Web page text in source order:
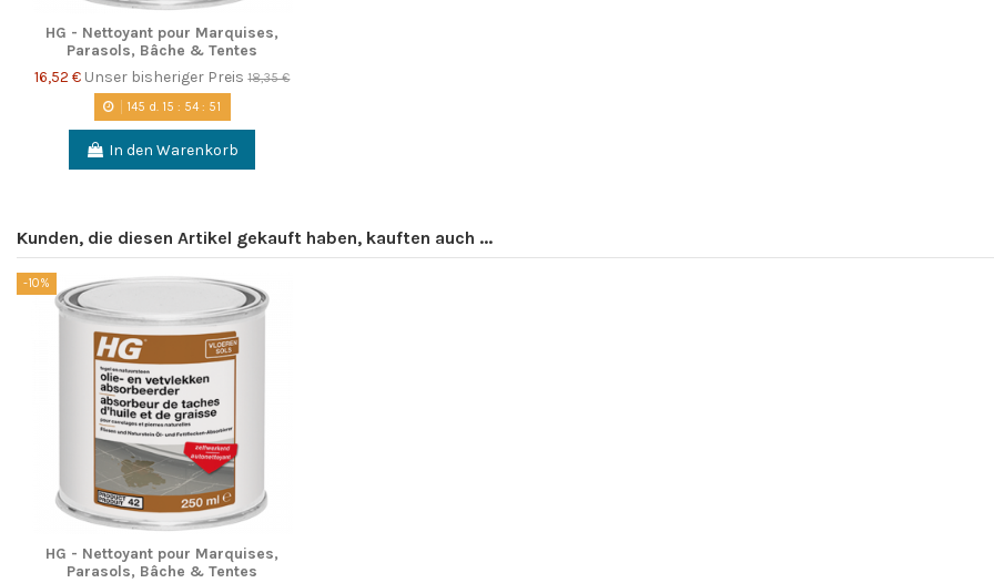
HG - Nettoyant pour Marquises,
Parasols, Bâche & Tentes
16,52 € Unser bisheriger Preis18,35 €
145d. 15: 54: 50
In den Warenkorb
Kunden, die diesen Artikel gekauft haben, kauften auch ...
-10%
HG - Nettoyant pour Marquises,
Parasols, Bâche & Tentes